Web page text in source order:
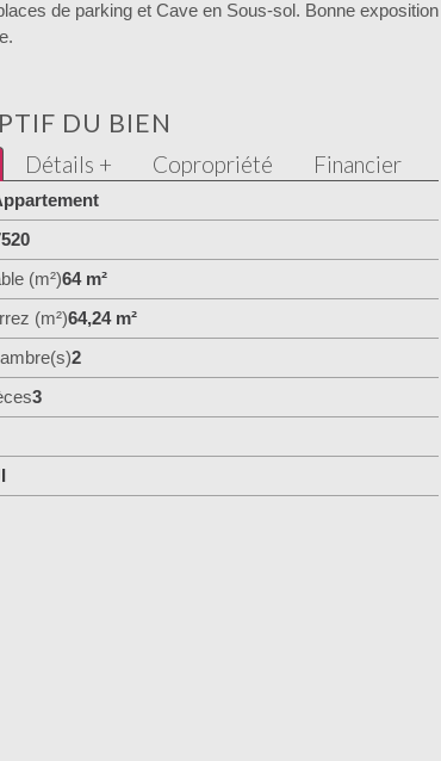
de parking et Cave en Sous-sol. Bonne exposition
DU BIEN
Détails + Copropriété Financier
(m²)64 m²
(m²)64,24 m²
2
3